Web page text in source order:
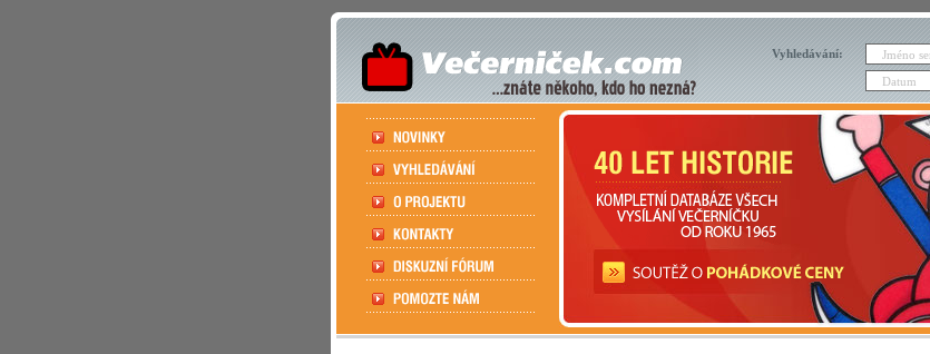
Vyhledávání: